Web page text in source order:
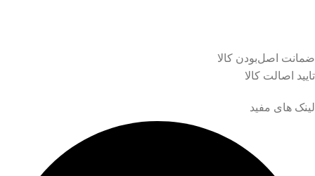
ضمانت اصل‌بودن کالا
تایید اصالت کالا
لینک های مفید